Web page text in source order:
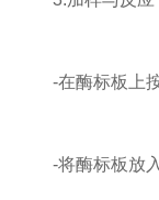
-在酶标板上按
-将酶标板放入